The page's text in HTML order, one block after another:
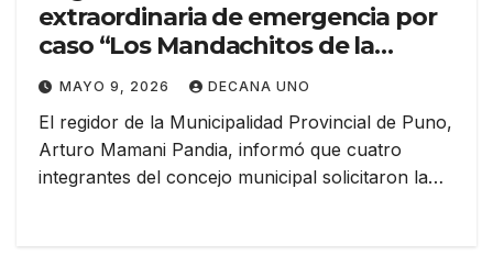
extraordinaria de emergencia por
caso “Los Mandachitos de la
corrupción”
MAYO 9, 2026 DECANA UNO
El regidor de la Municipalidad Provincial de Puno,
Arturo Mamani Pandia, informó que cuatro
integrantes del concejo municipal solicitaron la…